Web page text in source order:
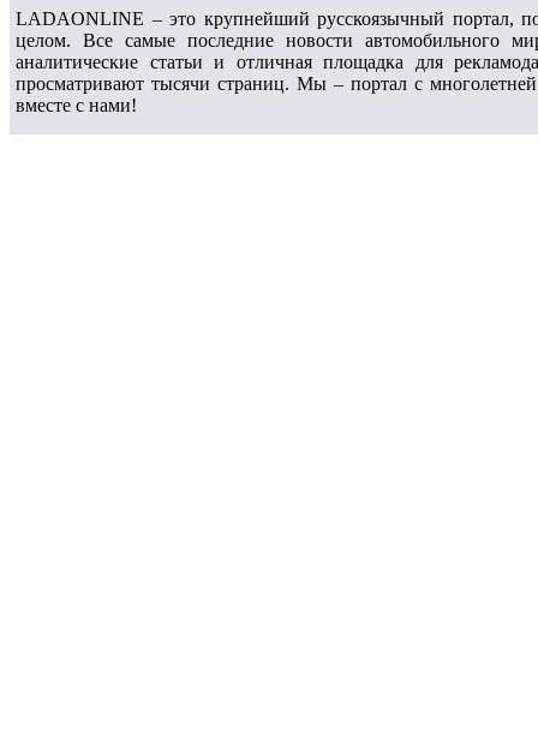
LADAONLINE – это крупнейший русскоязычный портал,
целом. Все самые последние новости автомобильного
аналитические статьи и отличная площадка для
просматривают тысячи страниц. Мы – портал с
вместе с нами!